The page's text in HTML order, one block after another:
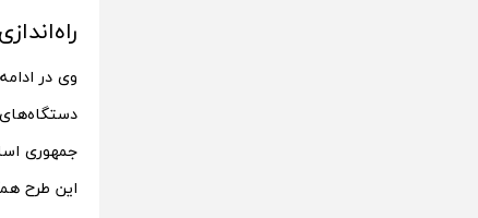
وی در
جمهوری
این طرح